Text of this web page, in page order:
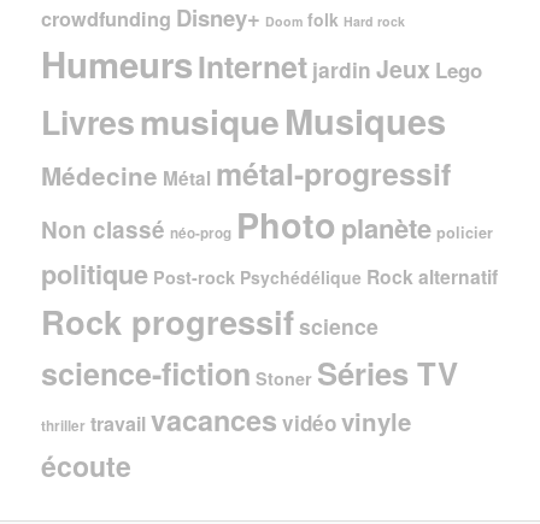
crowdfunding Disney+ Doom folk Hard rock
HumeursInternet jardin Jeux Lego
LivresmusiqueMusiques
Médecine Métal métal-progressif
Non classé néo-prog Photo planète policier
politique Post-rock Psychédélique Rock alternatif
Rock progressifscience
science-fiction Stoner Séries TV
thriller travail vacances vidéovinyle
écoute